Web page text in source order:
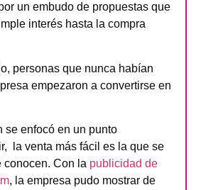
un embudo de propuestas que
interés hasta la compra
personas que nunca habían
empezaron a convertirse en
se enfocó en un punto
la venta más fácil es la que se
conocen. Con la publicidad de
, la empresa pudo mostrar de